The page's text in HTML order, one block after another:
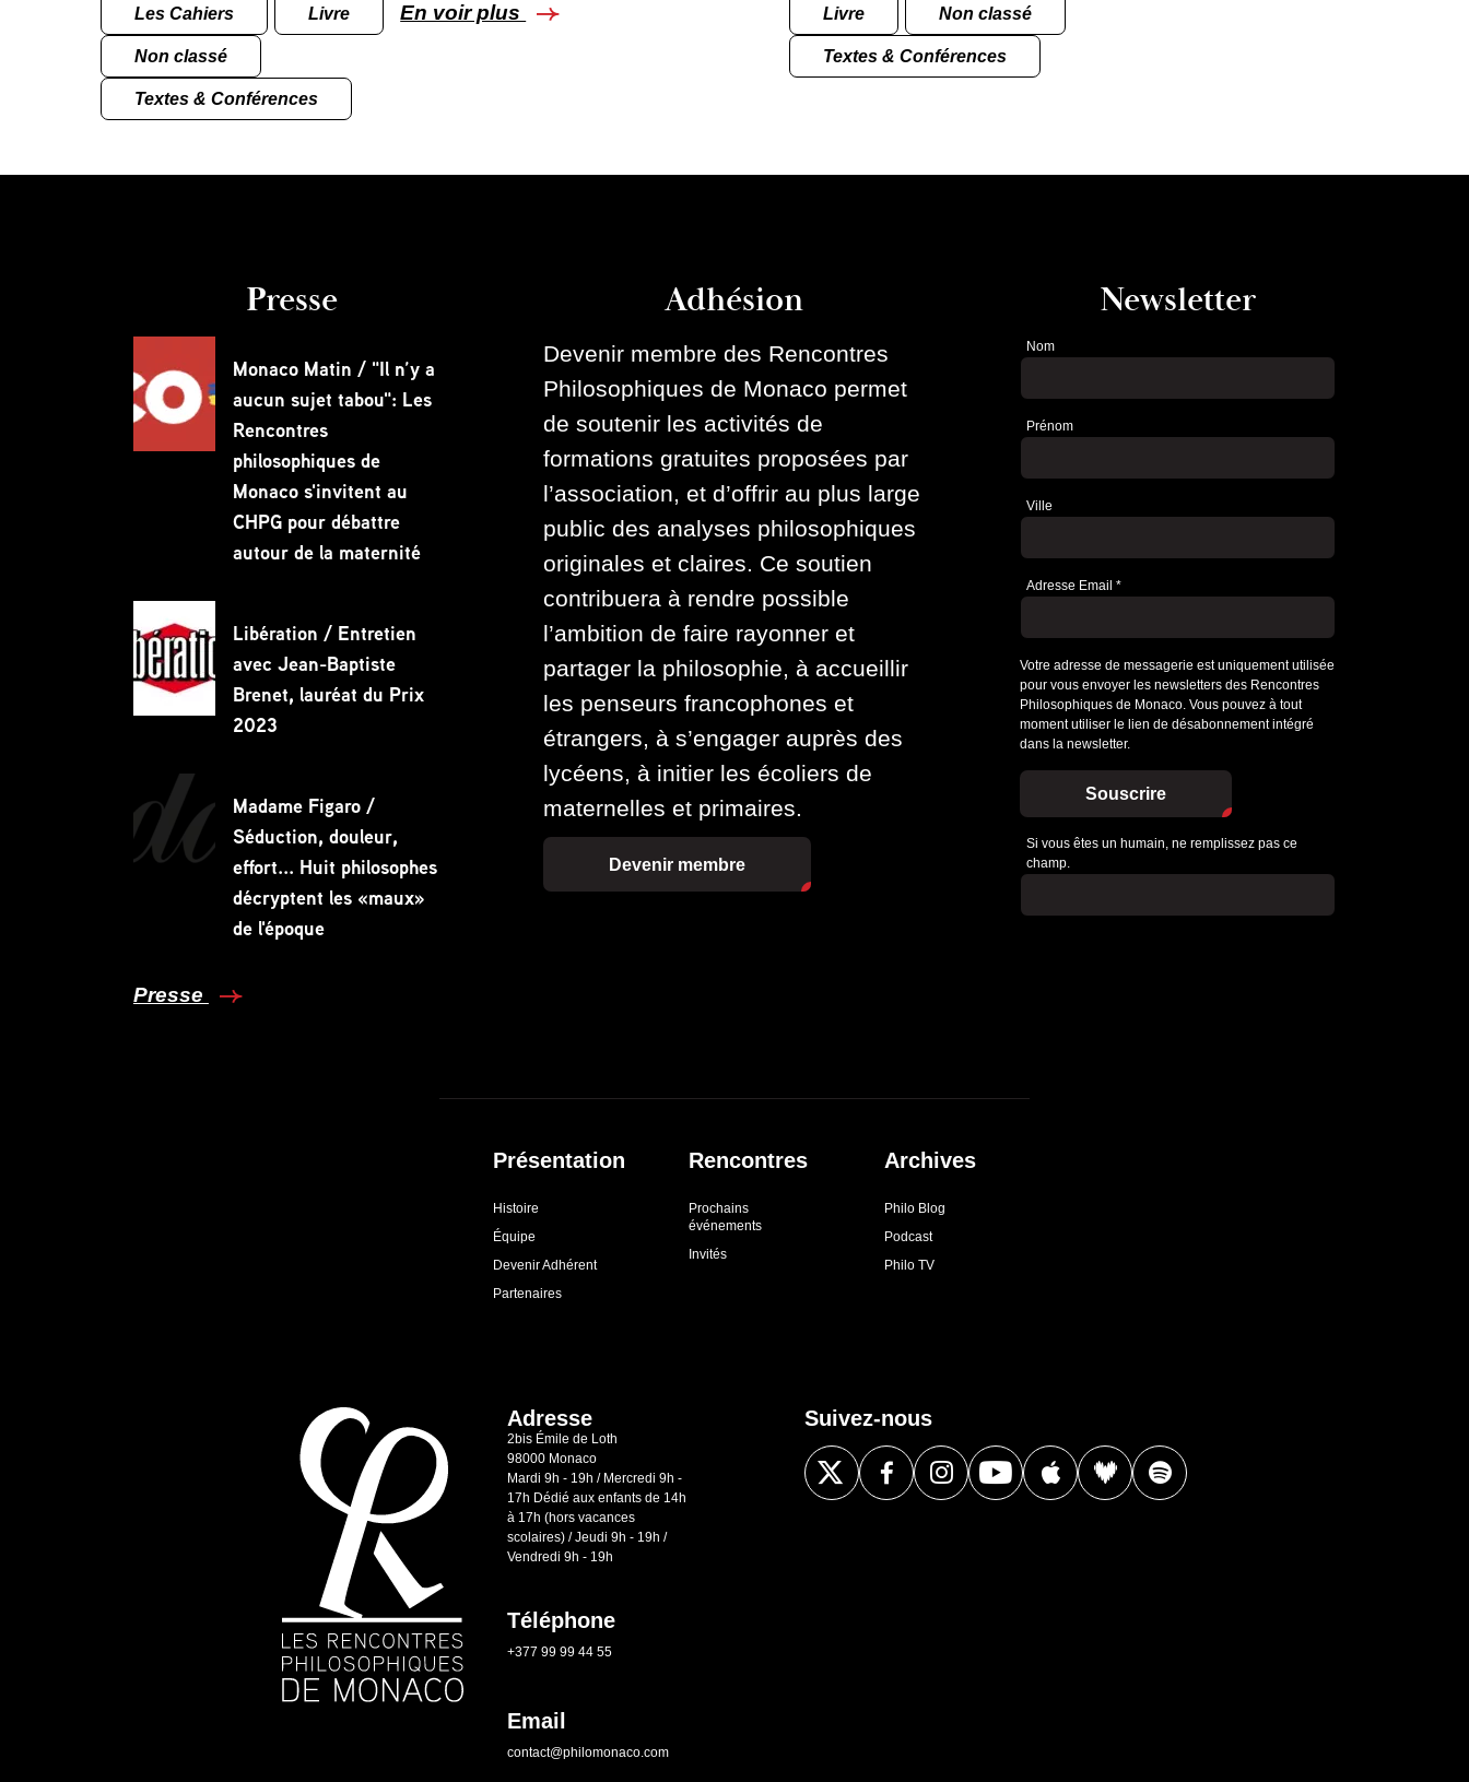
Les Cahiers Livre
Non classé
Textes & Conférences
En voir plus Livre Non classé
Textes & Conférences
Presse
Monaco Matin / "Il n’y a
aucun sujet tabou": Les
Rencontres
philosophiques de
Monaco s'invitent au
CHPG pour débattre
autour de la maternité
Libération / Entretien
avec Jean-Baptiste
Brenet, lauréat du Prix
2023
Madame Figaro /
Séduction, douleur,
effort... Huit philosophes
décryptent les «maux»
de l'époque
Presse
Adhésion
Devenir membre des Rencontres
Philosophiques de Monaco permet
de soutenir les activités de
formations gratuites proposées par
l’association, et d’offrir au plus large
public des analyses philosophiques
originales et claires. Ce soutien
contribuera à rendre possible
l’ambition de faire rayonner et
partager la philosophie, à accueillir
les penseurs francophones et
étrangers, à s’engager auprès des
lycéens, à initier les écoliers de
maternelles et primaires.
Devenir membre
Newsletter
Newsletter
Nom
Prénom
Ville
Adresse Email *
Votre adresse de messagerie est uniquement utilisée
pour vous envoyer les newsletters des Rencontres
Philosophiques de Monaco. Vous pouvez à tout
moment utiliser le lien de désabonnement intégré
dans la newsletter.
Souscrire
Si vous êtes un humain, ne remplissez pas ce
champ.
Présentation
Histoire
Équipe
Devenir Adhérent
Partenaires
Rencontres
Prochains
événements
Invités
Archives
Philo Blog
Podcast
Philo TV
Adresse
2bis Émile de Loth
98000 Monaco
Mardi 9h - 19h / Mercredi 9h -
17h Dédié aux enfants de 14h
à 17h (hors vacances
scolaires) / Jeudi 9h - 19h /
Vendredi 9h - 19h
Téléphone
+377 99 99 44 55
Email
contact@philomonaco.com
Suivez-nous